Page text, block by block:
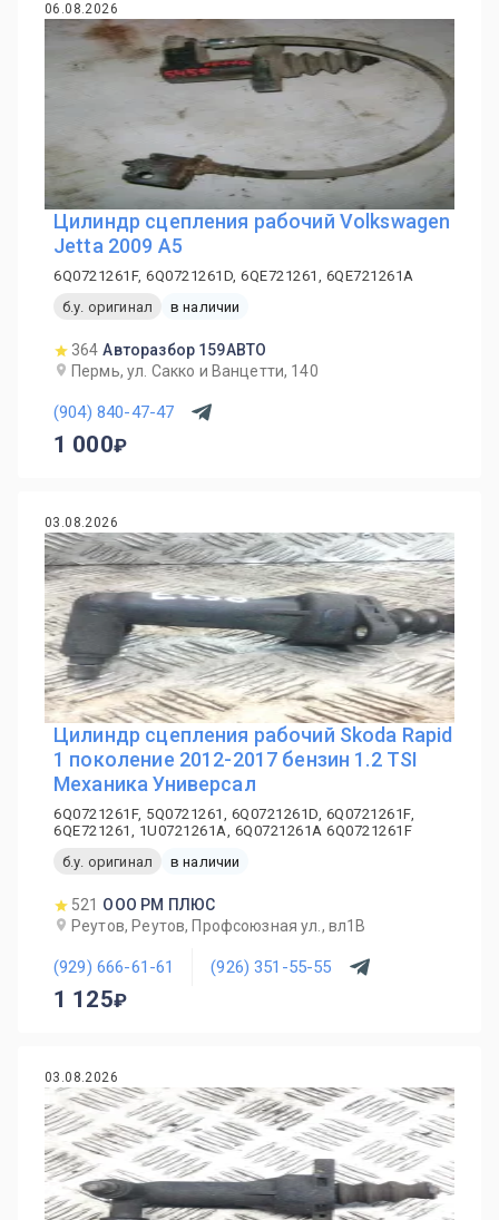
06.08.2026
Цилиндр сцепления рабочий Volkswagen
Jetta 2009 A5
6Q0721261F, 6Q0721261D, 6QE721261, 6QE721261A
б.у. оригинал
в наличии
364 Авторазбор 159АВТО
Пермь, ул. Сакко и Ванцетти, 140
(904) 840-47-47
1 000
03.08.2026
Цилиндр сцепления рабочий Skoda Rapid
1 поколение 2012-2017 бензин 1.2 TSI
Механика Универсал
6Q0721261F, 5Q0721261, 6Q0721261D, 6Q0721261F,
6QE721261, 1U0721261A, 6Q0721261A 6Q0721261F
б.у. оригинал
в наличии
521 ООО РМ ПЛЮС
Реутов, Реутов, Профсоюзная ул., вл1В
(929) 666-61-61 (926) 351-55-55
1 125
03.08.2026